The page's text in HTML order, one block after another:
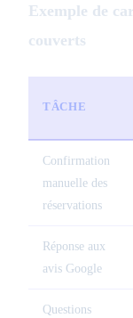
Exemple de
couverts
TÂCHE
Confirmation
manuelle des
réservations
Réponse aux
avis Google
Questions